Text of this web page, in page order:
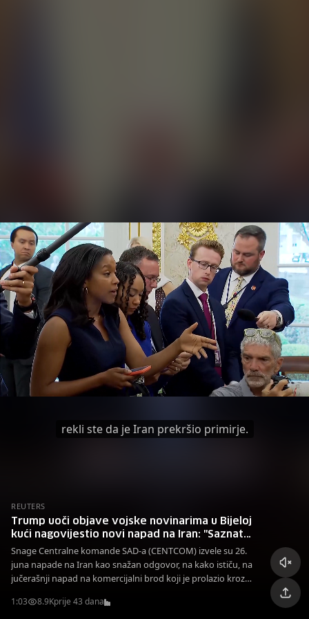
rekli ste da je Iran prekršio primirje.
REUTERS
Trump uoči objave vojske novinarima u Bijeloj
kući nagovijestio novi napad na Iran: "Saznat
ćete"
Snage Centralne komande SAD-a (CENTCOM) izvele su 26.
juna napade na Iran kao snažan odgovor, na kako ističu, na
jučerašnji napad na komercijalni brod koji je prolazio kroz
1:03 8.9Kprije 43 dana